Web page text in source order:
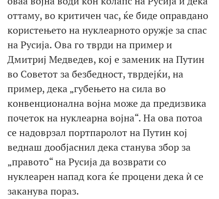
оттаму, во критичен час, ќе биде оправдано
користењето на нуклеарното оружје за спас
на Русија. Ова го тврди на пример и
Дмитриј Медведев, кој е заменик на Путин
во Советот за безбедност, тврдејќи, на
пример, дека „губењето на сила во
конвенционална војна може да предизвика
почеток на нуклеарна војна“. На ова потоа
се надоврзал портпаролот на Путин кој
веднаш дообјаснил дека станува збор за
„правото“ на Русија да возврати со
нуклеарен напад кога ќе процени дека ѝ се
заканува пораз.